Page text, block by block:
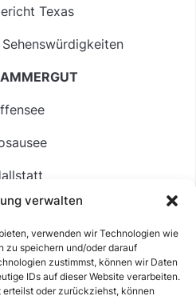
verwalten
verwenden wir Technologien wie
zu speichern und/oder darauf
zustimmst, können wir Daten
IDs auf dieser Website verarbeiten.
oder zurückziehst, können
Texas
See